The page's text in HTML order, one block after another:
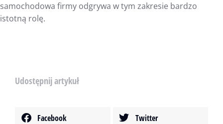
samochodowa firmy odgrywa w tym zakresie bardzo
istotną rolę.
Udostępnij artykuł
Facebook Twitter